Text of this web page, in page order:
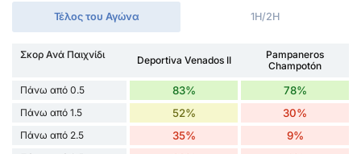
Τέλος του Αγώνα 1H/2H
Σκορ Ανά Παιχνίδι Deportiva Venados II
Pampaneros
Champotón
Πάνω από 0.5
83% 78%
Πάνω από 1.5 52% 30%
Πάνω από 2.5 35% 9%